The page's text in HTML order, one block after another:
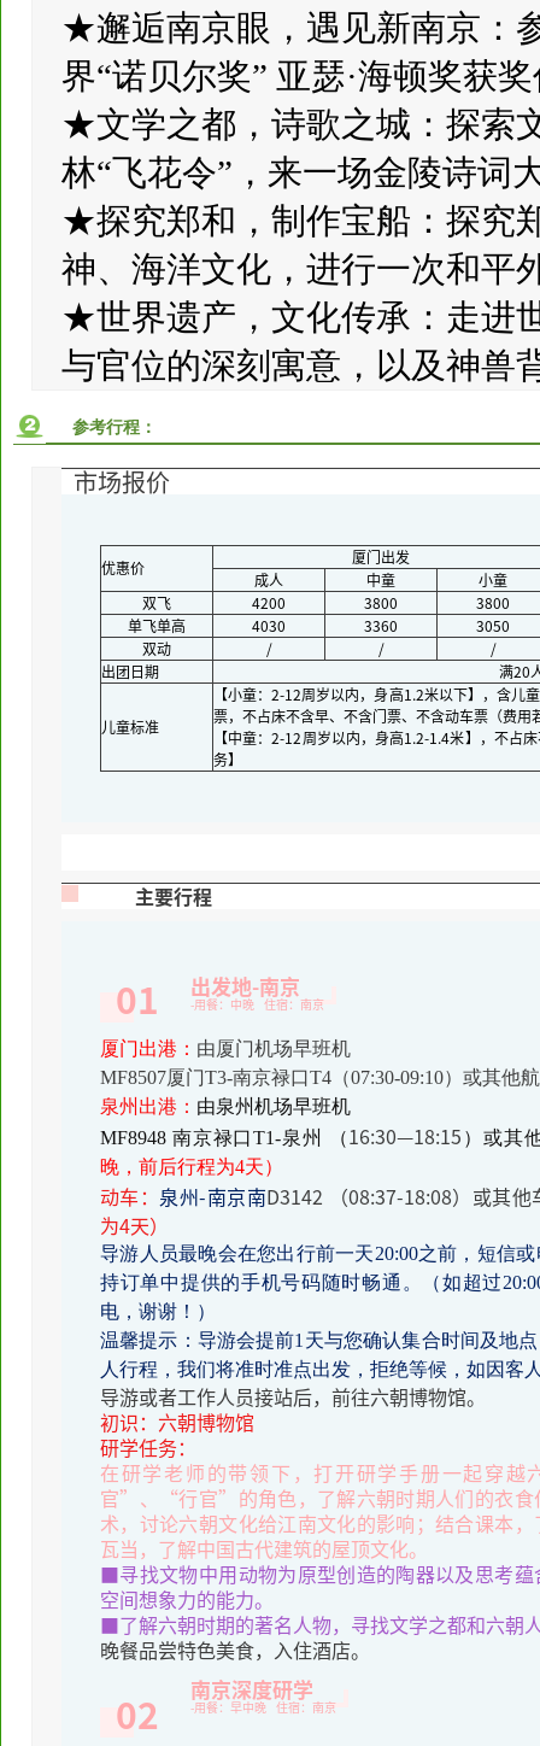
★邂逅南京眼，遇见新南京：
界“诺贝尔奖” 亚瑟·海顿奖获
★文学之都，诗歌之城：探索
林“飞花令”，来一场金陵诗词
★探究郑和，制作宝船：探究
神、海洋文化，进行一次和平
★世界遗产，文化传承：走进
与官位的深刻寓意，以及神兽
参考行程：
市场报价
优惠价
厦门出发
成人
中童
小童
双飞
4200 3800
3800
单飞单高
4030 3360
3050
双动
/ /
/
出团日期
满20
儿童标准
【小童：2-12周岁以内，身高1.2米以下】，含
票，不占床不含早、不含门票、不含动车票（费
【中童：2-12周岁以内，身高1.2-1.4米】，不占
务】
主要行程
01 出发地-南京
-用餐：中晚 住宿：南京
厦门出港： 由厦门机场早班机
MF8507厦门T3-南京禄口T4（07:30-09:10）或其他
泉州出港： 由泉州机场早班机
MF8948 南京禄口T1-泉州 （16:30—18:15 ）或其
晚，前后行程为4天）
动车： 泉州-南京南D3142 （08:37-18:08）或其他
为4天）
导游人员最晚会在您出行前一天20:00之前，短信
持订单中提供的手机号码随时畅通。（如超过
电，谢谢！）
温馨提示：导游会提前1天与您确认集合时间及地
人行程，我们将准时准点出发，拒绝等候，如因客
导游或者工作人员接站后，前往六朝博物馆。
初识：六朝博物馆
研学任务：
在研学老师的带领下，打开研学手册一起
官”、“行官”的角色，了解六朝时期人们的衣食
术，讨论六朝文化给江南文化的影响；结合课本
瓦当，了解中国古代建筑的屋顶文化。
■寻找文物中用动物为原型创造的陶器以及思考
空间想象力的能力。
■了解六朝时期的著名人物，寻找文学之都和六朝
晚餐品尝特色美食，入住酒店。
02 南京深度研学
-用餐：早中晚 住宿：南京